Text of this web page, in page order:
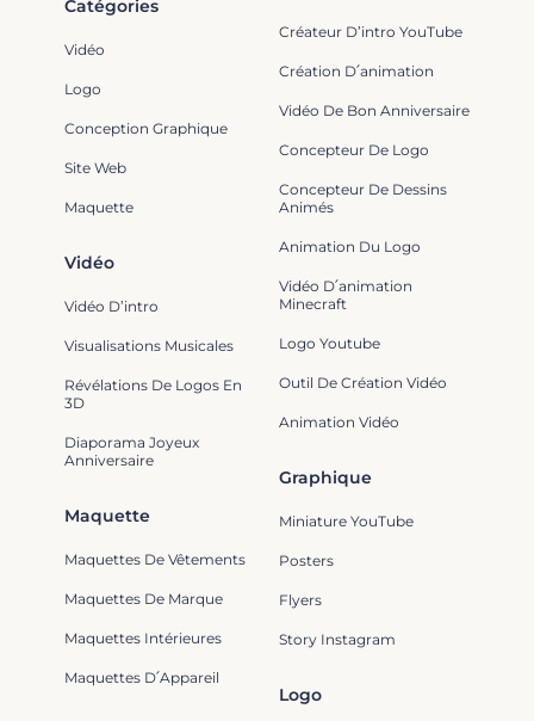
Maquette
Maquettes De Vêtements
Maquettes De Marque
Maquettes Intérieures
Maquettes D՛Appareil
Graphique
Miniature YouTube
Posters
Flyers
Story Instagram
Catégories
Vidéo
Logo
Conception Graphique
Site Web
Maquette
Logo
Créateur D’intro YouTube
Création D՛animation
Vidéo De Bon Anniversaire
Concepteur De Logo
Concepteur De Dessins
Animés
Animation Du Logo
Vidéo D՛animation
Minecraft
Logo Youtube
Outil De Création Vidéo
Animation Vidéo
Vidéo
Vidéo D’intro
Visualisations Musicales
Révélations De Logos En
3D
Diaporama Joyeux
Anniversaire